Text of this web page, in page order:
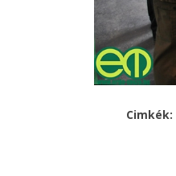
Cimkék: